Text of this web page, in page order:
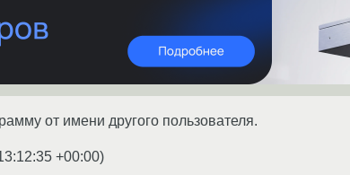
от имени другого пользователя.
+00:00)